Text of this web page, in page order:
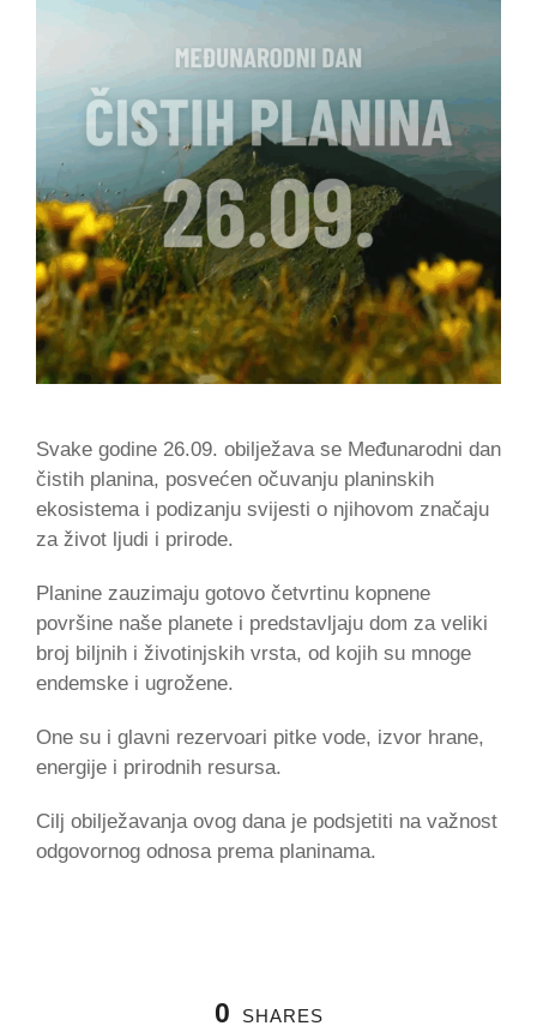
Svake godine 26.09. obilježava se Međunarodni dan
čistih planina, posvećen očuvanju planinskih
ekosistema i podizanju svijesti o njihovom značaju
za život ljudi i prirode.
Planine zauzimaju gotovo četvrtinu kopnene
površine naše planete i predstavljaju dom za veliki
broj biljnih i životinjskih vrsta, od kojih su mnoge
endemske i ugrožene.
One su i glavni rezervoari pitke vode, izvor hrane,
energije i prirodnih resursa.
Cilj obilježavanja ovog dana je podsjetiti na važnost
odgovornog odnosa prema planinama.
0 SHARES